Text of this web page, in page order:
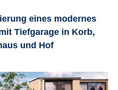
eines modernes
Tiefgarage in Korb,
und Hof